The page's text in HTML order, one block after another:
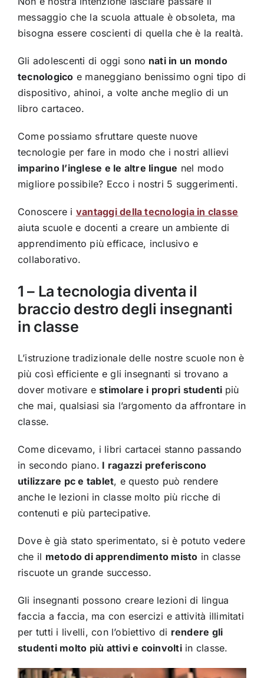
messaggio che la scuola attuale è obsoleta, ma
bisogna essere coscienti di quella che è la realtà.
Gli adolescenti di oggi sono nati in un mondo
tecnologico e maneggiano benissimo ogni tipo di
dispositivo, ahinoi, a volte anche meglio di un
libro cartaceo.
Come possiamo sfruttare queste nuove
tecnologie per fare in modo che i nostri allievi
imparino l’inglese e le altre lingue nel modo
migliore possibile? Ecco i nostri 5 suggerimenti.
Conoscere i vantaggi della tecnologia in classe
aiuta scuole e docenti a creare un ambiente di
apprendimento più efficace, inclusivo e
collaborativo.
1 – La tecnologia diventa il
braccio destro degli insegnanti
in classe
L’istruzione tradizionale delle nostre scuole non è
più così efficiente e gli insegnanti si trovano a
dover motivare estimolare i propri studenti più
che mai, qualsiasi sia l’argomento da affrontare in
classe.
Come dicevamo, i libri cartacei stanno passando
in secondo piano. I ragazzi preferiscono
utilizzare pc e tablet, e questo può rendere
anche le lezioni in classe molto più ricche di
contenuti e più partecipative.
Dove è già stato sperimentato, si è potuto vedere
che il metodo di apprendimento misto in classe
riscuote un grande successo.
Gli insegnanti possono creare lezioni di lingua
faccia a faccia, ma con esercizi e attività illimitati
per tutti i livelli, con l’obiettivo di rendere gli
studenti molto più attivi e coinvoltiin classe.